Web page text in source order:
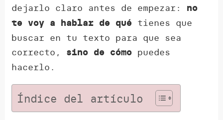
dejarlo claro antes de empezar: no
te voy a hablar de qué tienes que
buscar en tu texto para que sea
correcto, sino de cómo puedes
hacerlo.
Índice del artículo